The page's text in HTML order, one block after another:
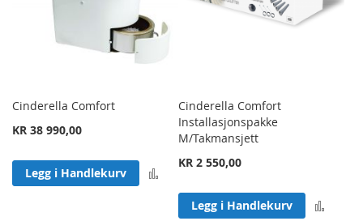
Cinderella Comfort
KR 38 990,00
Legg i Handlekurv Legg til sammenligning
Cinderella Comfort
Installasjonspakke
M/Takmansjett
KR 2 550,00
Legg i Handlekurv